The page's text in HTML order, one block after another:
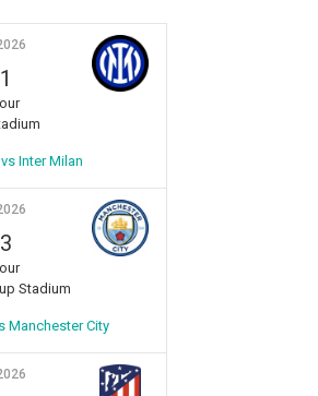
1
Inter Milan
3
Stadium
Manchester City